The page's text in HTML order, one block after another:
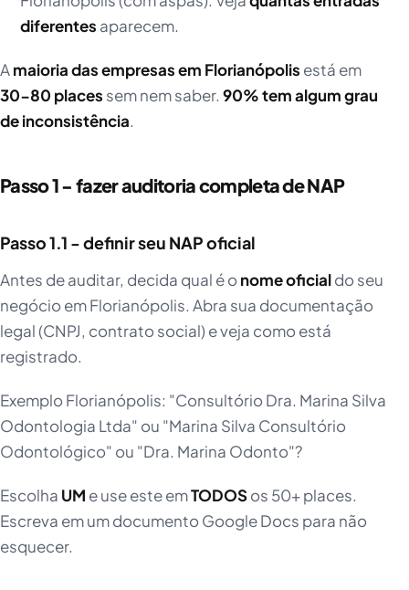
diferentes aparecem.
Amaioria das empresas em Florianópolis está em
30-80 places sem nem saber. 90% tem algum grau
de inconsistência.
Passo 1 - fazer auditoria completa de NAP
Passo 1.1 - definir seu NAP oficial
Antes de auditar, decida qual é onome oficialdo seu
negócio em Florianópolis. Abra sua documentação
legal (CNPJ, contrato social) e veja como está
registrado.
Exemplo Florianópolis: "Consultório Dra. Marina Silva
Odontologia Ltda" ou "Marina Silva Consultório
Odontológico" ou "Dra. Marina Odonto"?
Escolha UM e use este emTODOSos 50+ places.
Escreva em um documento Google Docs para não
esquecer.